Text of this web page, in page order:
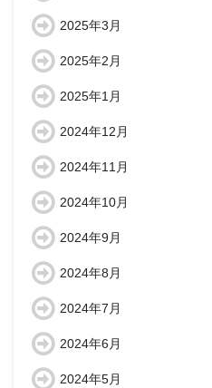
2025年3月
2025年2月
2025年1月
2024年12月
2024年11月
2024年10月
2024年9月
2024年8月
2024年7月
2024年6月
2024年5月